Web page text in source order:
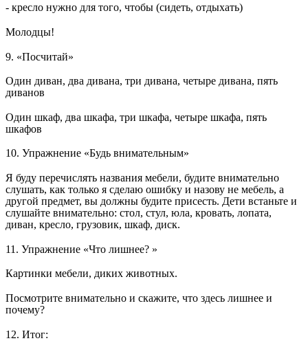
- кресло нужно для того, чтобы (сидеть, отдыхать)
Молодцы!
9. «Посчитай»
Один диван, два дивана, три дивана, четыре дивана, пять
диванов
Один шкаф, два шкафа, три шкафа, четыре шкафа, пять
шкафов
10. Упражнение «Будь внимательным»
Я буду перечислять названия мебели, будите внимательно
слушать, как только я сделаю ошибку и назову не мебель, а
другой предмет, вы должны будите присесть. Дети встаньте и
слушайте внимательно: стол, стул, юла, кровать, лопата,
диван, кресло, грузовик, шкаф, диск.
11. Упражнение «Что лишнее? »
Картинки мебели, диких животных.
Посмотрите внимательно и скажите, что здесь лишнее и
почему?
12. Итог: